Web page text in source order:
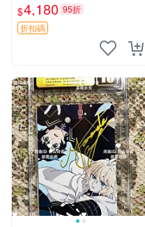
推薦 艾倫、三笠、阿明、埃
爾文巨細靡遺肖像照
$4,180 95折
折扣碼